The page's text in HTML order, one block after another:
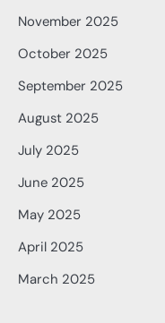
November 2025
October 2025
September 2025
August 2025
July 2025
June 2025
May 2025
April 2025
March 2025